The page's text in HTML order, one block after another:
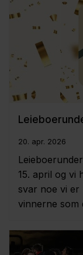
20. apr. 2026
15. april og vi
svar noe vi er
vinnerne som